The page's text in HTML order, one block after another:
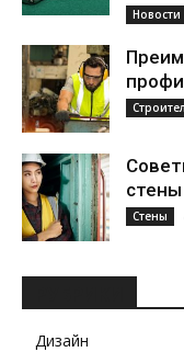
Новости
Стены
Дизайн